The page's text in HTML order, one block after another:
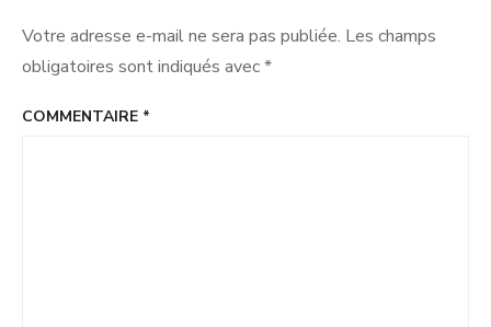
sur
aucune
Votre adresse e-mail ne sera pas publiée. Les champs
obligatoires sont indiqués avec*
COMMENTAIRE *